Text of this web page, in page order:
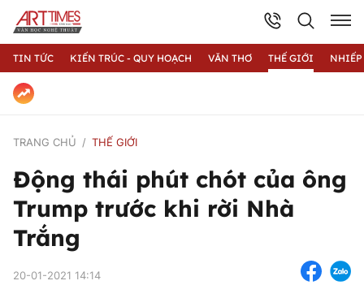
TIN TỨC KIẾN TRÚC - QUY HOẠCH VĂN THƠ THẾ GIỚI
TRANG CHỦ THẾ GIỚI
Động thái phút chót của ông
Trump trước khi rời Nhà
Trắng
20-01-2021 14:14